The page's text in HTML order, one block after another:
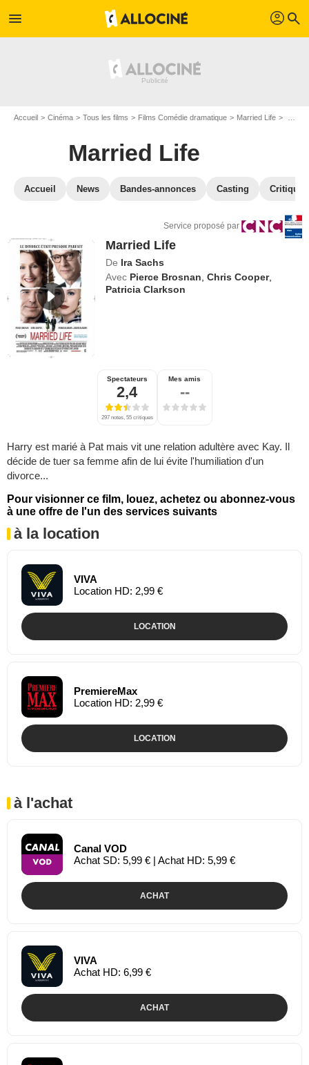
menu profil search
Accueil Cinéma Tous les films Films Comédie dramatique Married Life
Married Life
Accueil News Bandes-annonces Casting
Service proposé par
Married Life
De Ira Sachs
Avec Pierce Brosnan ,Chris Cooper,
Patricia Clarkson
Spectateurs
2,4
297 notes, 55 critiques
Mes amis
--
Harry est marié à Pat mais vit une relation adultère avec Kay. Il
décide de tuer sa femme afin de lui évite l'humiliation d'un
divorce...
Pour visionner ce film, louez, achetez ou abonnez-vous
à une offre de l'un des services suivants
à la location
VIVA
Location HD: 2,99 €
LOCATION
PremiereMax
Location HD: 2,99 €
LOCATION
à l'achat
Canal VOD
Achat SD: 5,99 € | Achat HD: 5,99 €
ACHAT
VIVA
Achat HD: 6,99 €
ACHAT